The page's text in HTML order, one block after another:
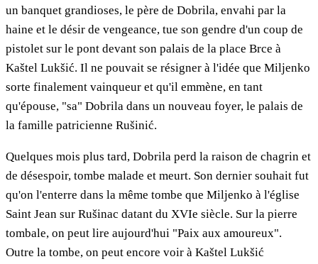
un banquet grandioses, le père de Dobrila, envahi par la
haine et le désir de vengeance, tue son gendre d'un coup de
pistolet sur le pont devant son palais de la place Brce à
Kaštel Lukšić. Il ne pouvait se résigner à l'idée que Miljenko
sorte finalement vainqueur et qu'il emmène, en tant
qu'épouse, "sa" Dobrila dans un nouveau foyer, le palais de
la famille patricienne Rušinić.
Quelques mois plus tard, Dobrila perd la raison de chagrin et
de désespoir, tombe malade et meurt. Son dernier souhait fut
qu'on l'enterre dans la même tombe que Miljenko à l'église
Saint Jean sur Rušinac datant du XVIe siècle. Sur la pierre
tombale, on peut lire aujourd'hui "Paix aux amoureux".
Outre la tombe, on peut encore voir à Kaštel Lukšić